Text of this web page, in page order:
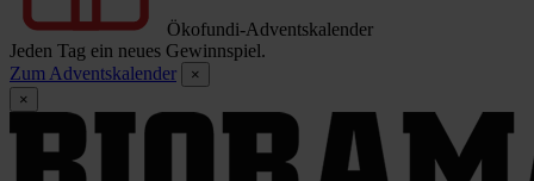
Ökofundi-Adventskalender
Jeden Tag ein neues Gewinnspiel.
Zum Adventskalender
×
×